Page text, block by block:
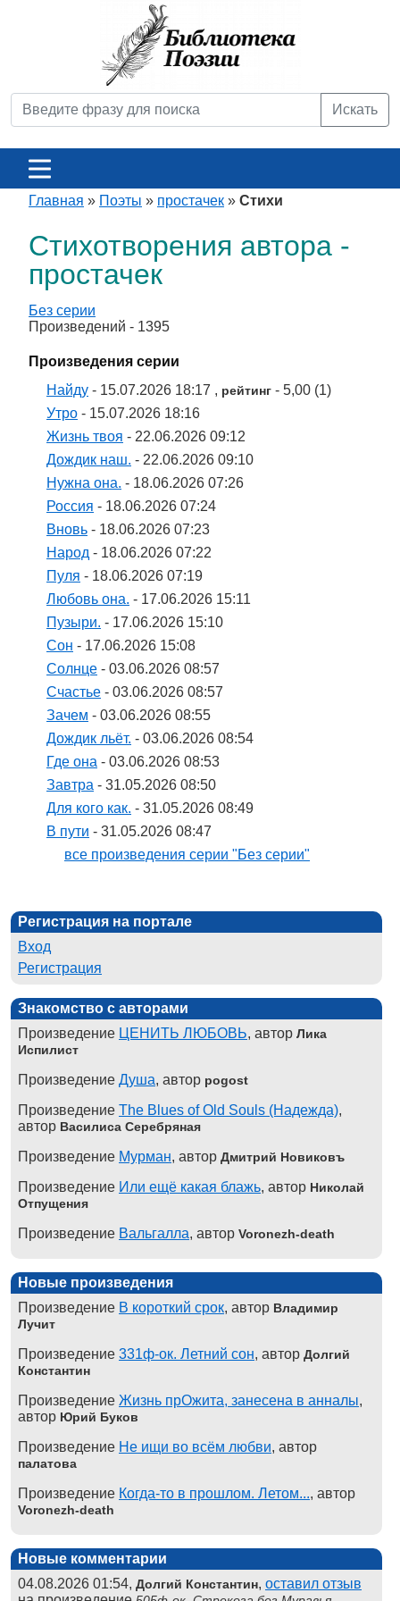
Искать
Главная » Поэты » простачек » Стихи
Стихотворения автора -
простачек
Без серии
Произведений - 1395
Произведения серии
Найду - 15.07.2026 18:17 , рейтинг - 5,00 (1)
Утро - 15.07.2026 18:16
Жизнь твоя - 22.06.2026 09:12
Дождик наш. - 22.06.2026 09:10
Нужна она. - 18.06.2026 07:26
Россия - 18.06.2026 07:24
Вновь - 18.06.2026 07:23
Народ - 18.06.2026 07:22
Пуля - 18.06.2026 07:19
Любовь она. - 17.06.2026 15:11
Пузыри. - 17.06.2026 15:10
Сон - 17.06.2026 15:08
Солнце - 03.06.2026 08:57
Счастье - 03.06.2026 08:57
Зачем - 03.06.2026 08:55
Дождик льёт. - 03.06.2026 08:54
Где она - 03.06.2026 08:53
Завтра - 31.05.2026 08:50
Для кого как. - 31.05.2026 08:49
В пути - 31.05.2026 08:47
все произведения серии "Без серии"
Регистрация на портале
Вход
Регистрация
Знакомство с авторами
Произведение ЦЕНИТЬ ЛЮБОВЬ, автор Лика
Испилист
Произведение Душа, автор pogost
Произведение The Blues of Old Souls (Надежда),
автор Василиса Серебряная
Произведение Мурман, автор Дмитрий Новиковъ
Произведение Или ещё какая блажь, автор Николай
Отпущения
Произведение Вальгалла, автор Voronezh-death
Новые произведения
Произведение В короткий срок, автор Владимир
Лучит
Произведение 331ф-ок. Летний сон, автор Долгий
Константин
Произведение Жизнь прОжита, занесена в анналы,
автор Юрий Буков
Произведение Не ищи во всём любви, автор
палатова
Произведение Когда-то в прошлом. Летом..., автор
Voronezh-death
Новые комментарии
04.08.2026 01:54, Долгий Константин, оставил отзыв